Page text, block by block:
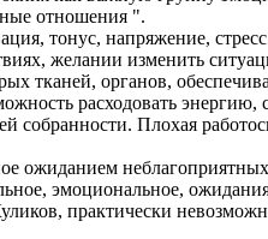
отношения ".
тонус, напряжение,
желании изменить
тканей, органов,
расходовать
собранности. Плохая
ожиданием
эмоциональное,
практически